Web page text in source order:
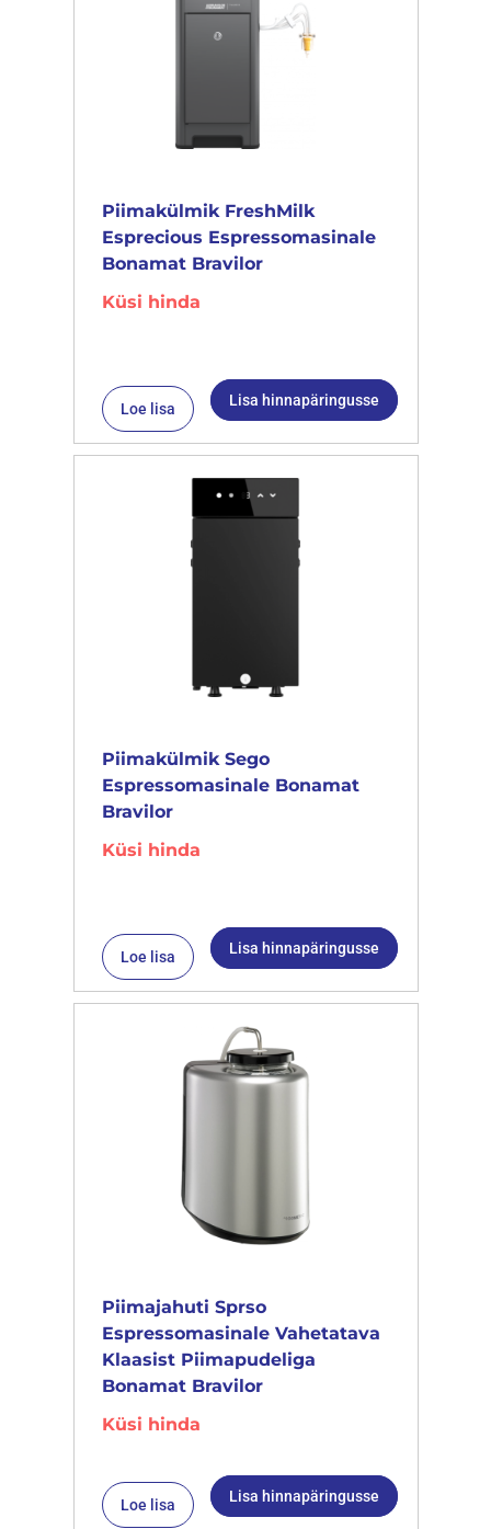
Piimakülmik FreshMilk
Esprecious Espressomasinale
Bonamat Bravilor
Küsi hinda
Loe lisa Lisa hinnapäringusse
Piimakülmik Sego
Espressomasinale Bonamat
Bravilor
Küsi hinda
Loe lisa Lisa hinnapäringusse
Piimajahuti Sprso
Espressomasinale Vahetatava
Klaasist Piimapudeliga
Bonamat Bravilor
Küsi hinda
Loe lisa Lisa hinnapäringusse